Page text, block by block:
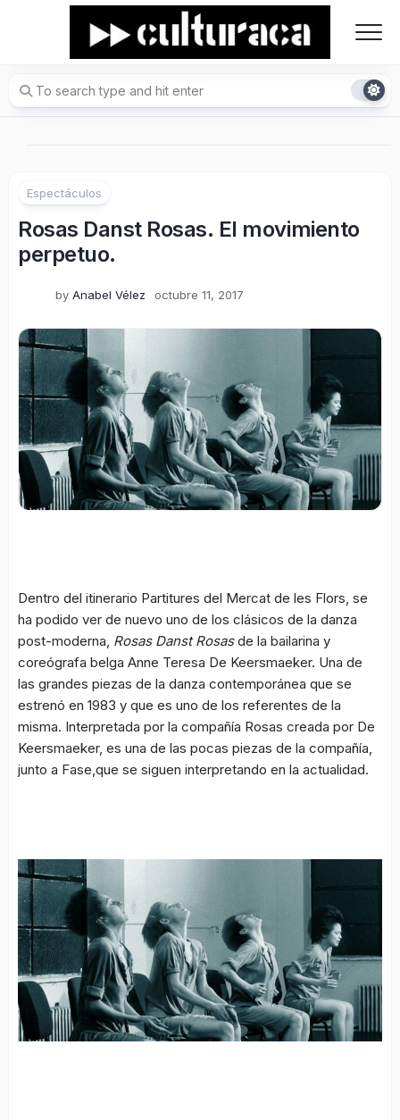
Espectáculos
Rosas Danst Rosas. El movimiento
perpetuo.
by Anabel Vélez octubre 11, 2017
Dentro del itinerario Partitures del Mercat de les Flors, se
ha podido ver de nuevo uno de los clásicos de la danza
post-moderna, Rosas Danst Rosasde la bailarina y
coreógrafa belga Anne Teresa De Keersmaeker. Una de
las grandes piezas de la danza contemporánea que se
estrenó en 1983 y que es uno de los referentes de la
misma. Interpretada por la compañía Rosas creada por De
Keersmaeker, es una de las pocas piezas de la compañía,
junto a Fase,que se siguen interpretando en la actualidad.